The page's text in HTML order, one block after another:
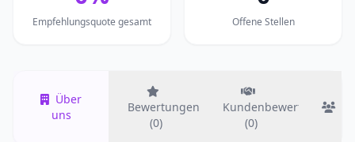
Empfehlungsquote gesamt Offene Stellen
Über
uns
Bewertungen
(0)
Kundenbewertungen
(0)